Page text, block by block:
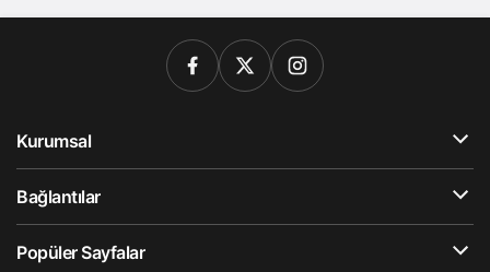
Kurumsal
Bağlantılar
Popüler Sayfalar